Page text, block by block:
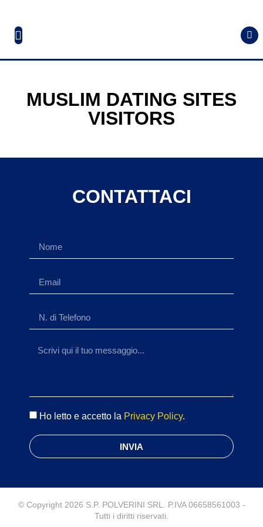
MUSLIM DATING SITES
VISITORS
CONTATTACI
Ho letto e accetto la Privacy Policy.
INVIA
© Copyright 2026 S.P. POLVERINI SRL. P.IVA 06658561003 -
Tutti i diritti riservati.